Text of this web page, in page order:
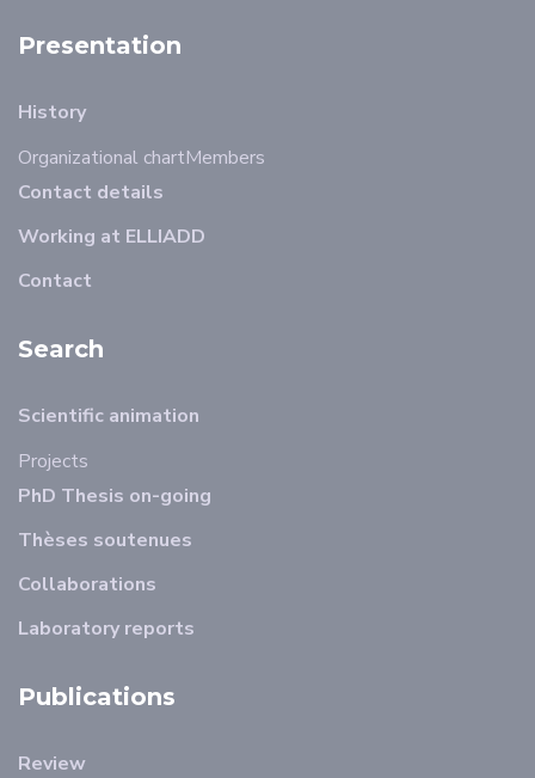
Presentation
History
Organizational chartMembers
Contact details
Working at ELLIADD
Contact
Search
Scientific animation
Projects
PhD Thesis on-going
Thèses soutenues
Collaborations
Laboratory reports
Publications
Review